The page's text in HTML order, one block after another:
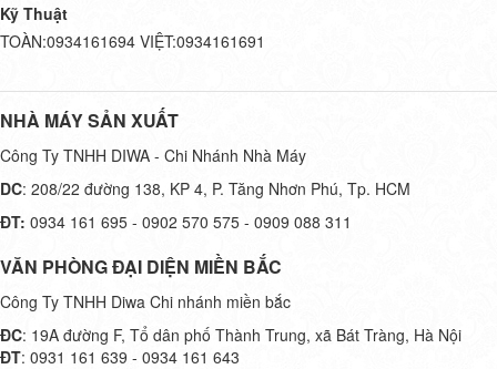
Kỹ Thuật
TOÀN:0934161694 VIỆT:0934161691
NHÀ MÁY SẢN XUẤT
Công Ty TNHH DIWA - Chi Nhánh Nhà Máy
DC: 208/22 đường 138, KP 4, P. Tăng Nhơn Phú, Tp. HCM
ĐT: 0934 161 695 - 0902 570 575 - 0909 088 311
VĂN PHÒNG ĐẠI DIỆN MIỀN BẮC
Công Ty TNHH Diwa Chi nhánh miền bắc
ĐC: 19A đường F, Tổ dân phố Thành Trung, xã Bát Tràng, Hà Nội
ĐT: 0931 161 639 - 0934 161 643